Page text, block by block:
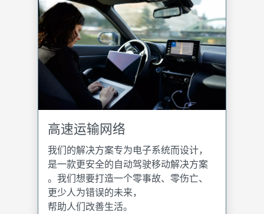
高速运输网络
我们的解决方案专为电子系统而设计，
是一款更安全的自动驾驶移动解决方案
。我们想要打造一个零事故、零伤亡、
更少人为错误的未来，
帮助人们改善生活。